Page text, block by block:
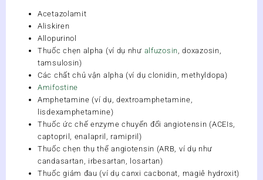
Acetazolamit
Aliskiren
Allopurinol
Thuốc chẹn alpha (ví dụ như alfuzosin , doxazosin,
tamsulosin)
Các chất chủ vận alpha (ví dụ clonidin, methyldopa)
Amifostine
Amphetamine (ví dụ, dextroamphetamine,
lisdexamphetamine)
Thuốc ức chế enzyme chuyển đổi angiotensin (ACEIs,
captopril, enalapril, ramipril)
Thuốc chẹn thụ thể angiotensin (ARB, ví dụ như
candasartan, irbesartan, losartan)
Thuốc giảm đau (ví dụ canxi cacbonat, magiê hydroxit)